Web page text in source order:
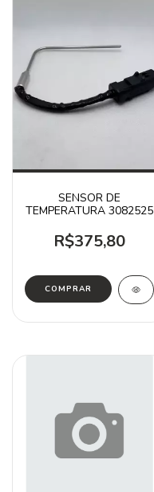
SENSOR DE
TEMPERATURA 3082525
R$375,80